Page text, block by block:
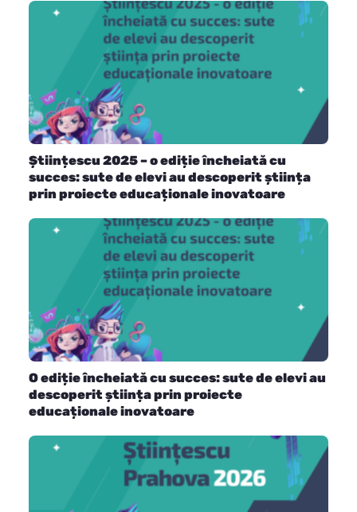
Științescu 2025 – o ediție încheiată cu
succes: sute de elevi au descoperit știința
prin proiecte educaționale inovatoare
O ediție încheiată cu succes: sute de elevi au
descoperit știința prin proiecte
educaționale inovatoare